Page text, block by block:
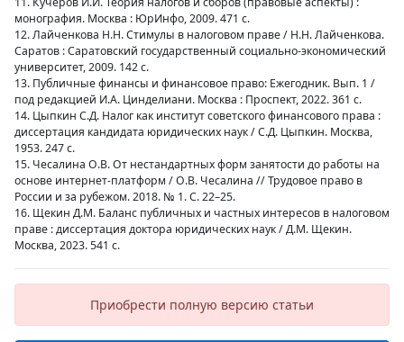
монография. Москва : ЮрИнфо, 2009. 471 с.
12. Лайченкова Н.Н. Стимулы в налоговом праве / Н.Н. Лайченкова.
Саратов : Саратовский государственный социально-экономический
университет, 2009. 142 с.
13. Публичные финансы и финансовое право: Ежегодник. Вып. 1 /
под редакцией И.А. Цинделиани. Москва : Проспект, 2022. 361 с.
14. Цыпкин С.Д. Налог как институт советского финансового права :
диссертация кандидата юридических наук / С.Д. Цыпкин. Москва,
1953. 247 с.
15. Чесалина О.В. От нестандартных форм занятости до работы на
основе интернет-платформ / О.В. Чесалина // Трудовое право в
России и за рубежом. 2018. № 1. С. 22–25.
16. Щекин Д.М. Баланс публичных и частных интересов в налоговом
праве : диссертация доктора юридических наук / Д.М. Щекин.
Москва, 2023. 541 с.
Приобрести полную версию статьи